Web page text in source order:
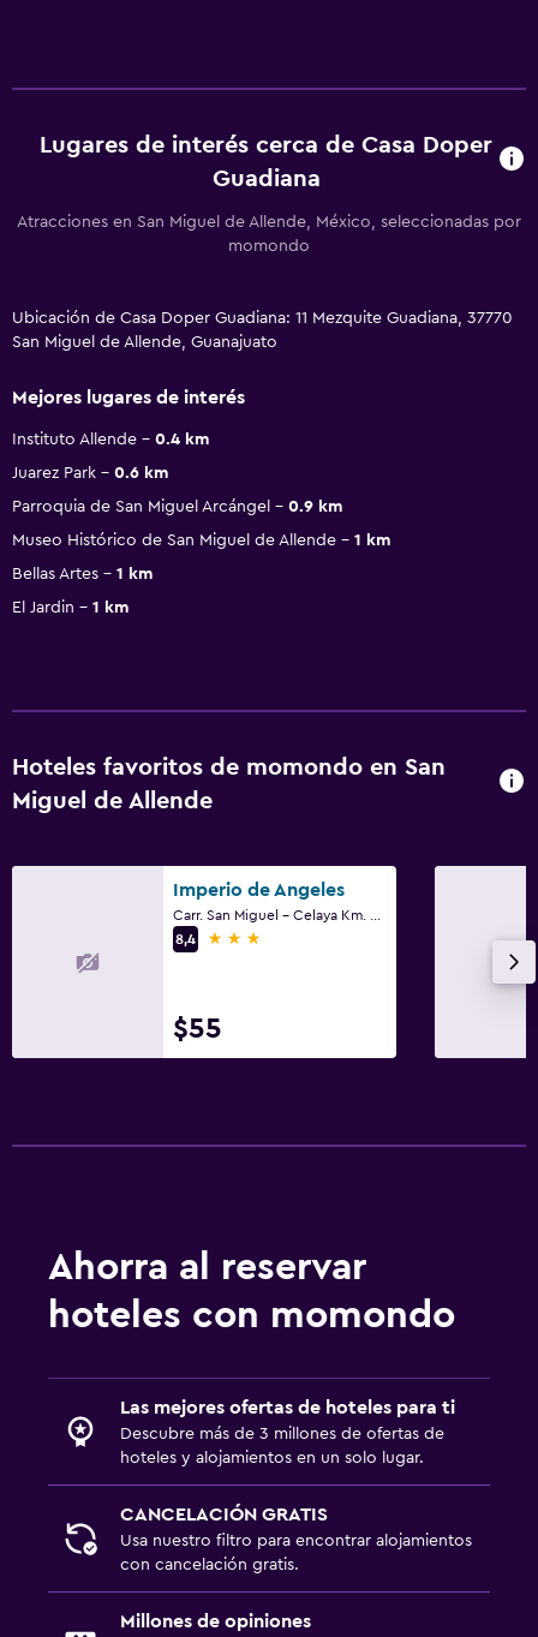
Lugares de interés cerca de Casa Doper
Guadiana
Atracciones en San Miguel de Allende, México, seleccionadas por
momondo
Ubicación de Casa Doper Guadiana: 11 Mezquite Guadiana, 37770
San Miguel de Allende, Guanajuato
Mejores lugares de interés
Instituto Allende
0.4 km
Juarez Park
0.6 km
Parroquia de San Miguel Arcángel
0.9 km
Museo Histórico de San Miguel de Allende
1 km
Bellas Artes
1 km
El Jardin
1 km
Hoteles favoritos de momondo en San
Miguel de Allende
Imperio de Angeles
8,4
3 estrellas
$55
Ahorra al reservar
hoteles con momondo
Las mejores ofertas de hoteles para ti
Descubre más de 3 millones de ofertas de
hoteles y alojamientos en un solo lugar.
CANCELACIÓN GRATIS
Usa nuestro filtro para encontrar alojamientos
con cancelación gratis.
Millones de opiniones